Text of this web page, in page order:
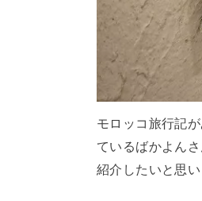
モロッコ旅行記
ているばかよん
紹介したいと思い